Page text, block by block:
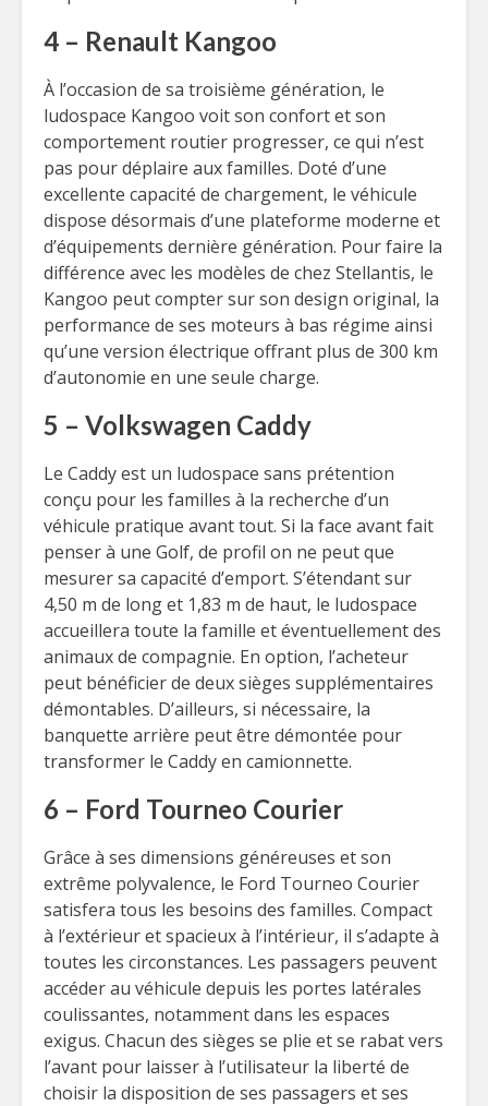
4 – Renault Kangoo
À l’occasion de sa troisième génération, le
ludospace Kangoo voit son confort et son
comportement routier progresser, ce qui n’est
pas pour déplaire aux familles. Doté d’une
excellente capacité de chargement, le véhicule
dispose désormais d’une plateforme moderne et
d’équipements dernière génération. Pour faire la
différence avec les modèles de chez Stellantis, le
Kangoo peut compter sur son design original, la
performance de ses moteurs à bas régime ainsi
qu’une version électrique offrant plus de 300 km
d’autonomie en une seule charge.
5 – Volkswagen Caddy
Le Caddy est un ludospace sans prétention
conçu pour les familles à la recherche d’un
véhicule pratique avant tout. Si la face avant fait
penser à une Golf, de profil on ne peut que
mesurer sa capacité d’emport. S’étendant sur
4,50 m de long et 1,83 m de haut, le ludospace
accueillera toute la famille et éventuellement des
animaux de compagnie. En option, l’acheteur
peut bénéficier de deux sièges supplémentaires
démontables. D’ailleurs, si nécessaire, la
banquette arrière peut être démontée pour
transformer le Caddy en camionnette.
6 – Ford Tourneo Courier
Grâce à ses dimensions généreuses et son
extrême polyvalence, le Ford Tourneo Courier
satisfera tous les besoins des familles. Compact
à l’extérieur et spacieux à l’intérieur, il s’adapte à
toutes les circonstances. Les passagers peuvent
accéder au véhicule depuis les portes latérales
coulissantes, notamment dans les espaces
exigus. Chacun des sièges se plie et se rabat vers
l’avant pour laisser à l’utilisateur la liberté de
choisir la disposition de ses passagers et ses